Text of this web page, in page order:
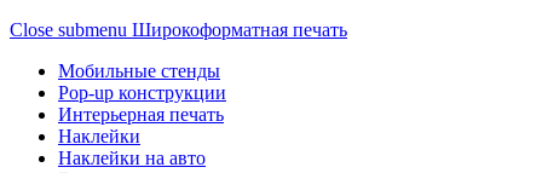
Close submenu Широкоформатная печать
Мобильные стенды
Pop-up конструкции
Интерьерная печать
Наклейки
Наклейки на авто